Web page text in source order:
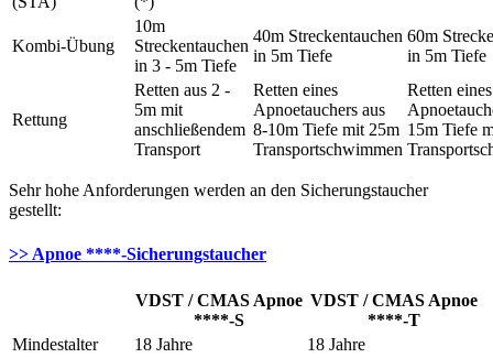
Kombi-Übung
10m
Streckentauchen
in 3 - 5m Tiefe
40m Streckentauchen
in 5m Tiefe
60m
in 5m Tiefe
Rettung
Retten aus 2 -
5m mit
anschließendem
Transport
Retten eines
Apnoetauchers aus
8-10m Tiefe mit 25m
Transportschwimmen
Retten eines
15m Tiefe
Sehr hohe Anforderungen werden an den Sicherungstaucher
gestellt:
>> Apnoe ****-Sicherungstaucher
VDST / CMAS Apnoe
****-S
VDST / CMAS Apnoe
****-T
Mindestalter
18 Jahre 18 Jahre